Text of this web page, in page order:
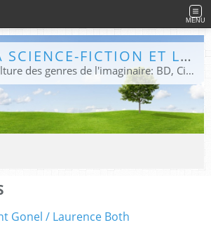
MENU
SITE SUR LA SCIENCE-FICTION ET LE FANTASTIQUE
Site sur toute la culture des genres de l'imaginaire: BD, Cinéma, Livre, Jeux, Théâtre. Présent dans les principaux festivals de film fantastique e de science-fiction, salons et conventions.